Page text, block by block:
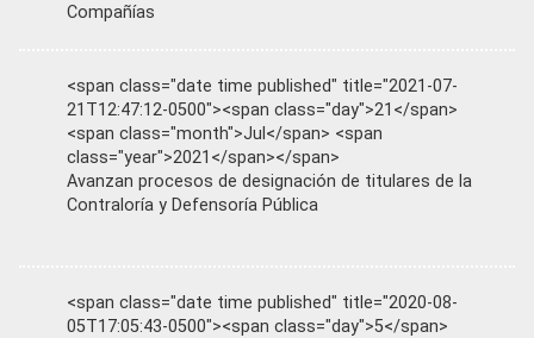
Compañías
<span class="date time published" title="2021-07-
21T12:47:12-0500"><span class="day">21</span>
<span class="month">Jul</span> <span
class="year">2021</span></span>
Avanzan procesos de designación de titulares de la
Contraloría y Defensoría Pública
<span class="date time published" title="2020-08-
05T17:05:43-0500"><span class="day">5</span>